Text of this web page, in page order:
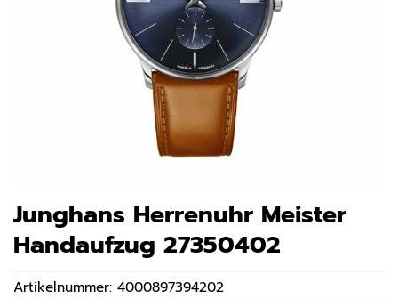
Junghans Herrenuhr Meister
Handaufzug 27350402
Artikelnummer: 4000897394202